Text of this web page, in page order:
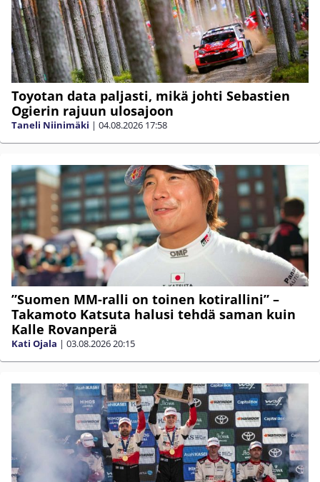
Toyotan data paljasti, mikä johti Sebastien
Ogierin rajuun ulosajoon
Taneli Niinimäki | 04.08.2026 17:58
”Suomen MM-ralli on toinen kotirallini” –
Takamoto Katsuta halusi tehdä saman kuin
Kalle Rovanperä
Kati Ojala | 03.08.202620:15